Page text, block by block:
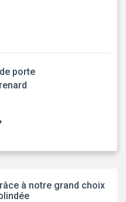
porte
à notre grand choix